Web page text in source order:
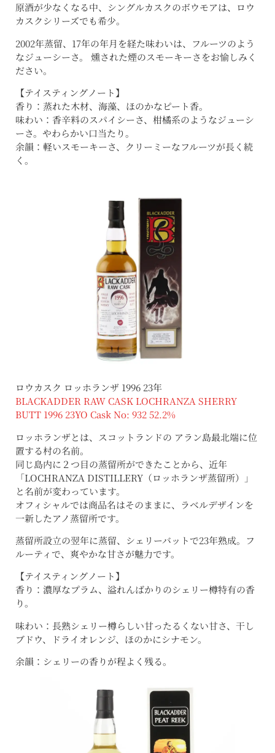
原酒が少なくなる中、シングルカスクのボウモアは、ロウ
カスクシリーズでも希少。
2002年蒸留、17年の年月を経た味わいは、フルーツのよう
なジューシーさ。 燻された煙のスモーキーさをお愉しみく
ださい。
【テイスティングノート】
香り：蒸れた木材、海藻、ほのかなピート香。
味わい：香辛料のスパイシーさ、柑橘系のようなジューシ
ーさ。やわらかい口当たり。
余韻：軽いスモーキーさ、クリーミーなフルーツが長く続
く。
ロウカスク ロッホランザ 1996 23年
BLACKADDER RAW CASK LOCHRANZA SHERRY
BUTT 1996 23YO Cask No: 932 52.2%
ロッホランザとは、スコットランドの アラン島最北端に位
置する村の名前。
同じ島内に２つ目の蒸留所ができたことから、近年
「LOCHRANZA DISTILLERY（ロッホランザ蒸留所）」
と名前が変わっています。
オフィシャルでは商品名はそのままに、ラベルデザインを
一新したアノ蒸留所です。
蒸留所設立の翌年に蒸留、シェリーバットで23年熟成。フ
ルーティで、爽やかな甘さが魅力です。
【テイスティングノート】
香り：濃厚なプラム、溢れんばかりのシェリー樽特有の香
り。
味わい：長熟シェリー樽らしい甘ったるくない甘さ、干し
ブドウ、ドライオレンジ、ほのかにシナモン。
余韻：シェリーの香りが程よく残る。